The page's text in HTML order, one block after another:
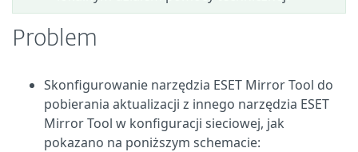
Problem
Skonfigurowanie narzędzia ESET Mirror Tool do
pobierania aktualizacji z innego narzędzia ESET
Mirror Tool w konfiguracji sieciowej, jak
pokazano na poniższym schemacie: